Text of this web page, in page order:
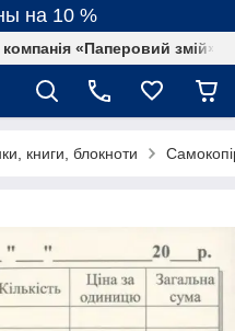
на 10 %
«Паперовий змій»
книги, блокноти